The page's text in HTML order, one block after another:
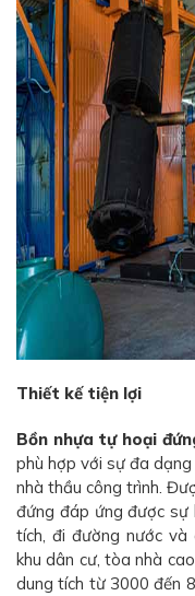
Thiết kế tiện lợi
Bồn nhựa tự hoại
phù hợp với sự đa
nhà thầu công trình.
đứng đáp ứng được sự
tích, đi đường nước và
khu dân cư, tòa nhà
dung tích từ 3000 đến